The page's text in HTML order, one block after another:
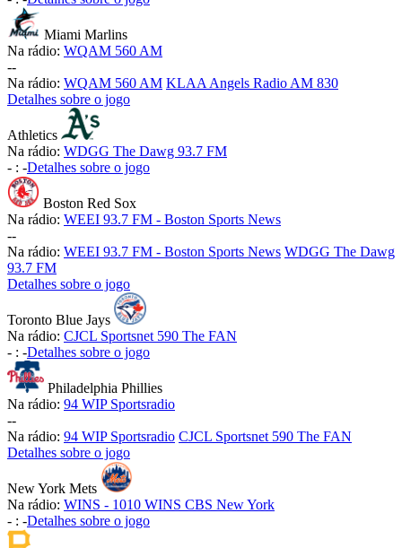
Miami Marlins
Na rádio: WQAM 560 AM
--
Na rádio: WQAM 560 AM KLAA Angels Radio AM 830
Detalhes sobre o jogo
Athletics
Na rádio: WDGG The Dawg 93.7 FM
- : -Detalhes sobre o jogo
Boston Red Sox
Na rádio: WEEI 93.7 FM - Boston Sports News
--
Na rádio: WEEI 93.7 FM - Boston Sports News WDGG The Dawg
93.7 FM
Detalhes sobre o jogo
Toronto Blue Jays
Na rádio: CJCL Sportsnet 590 The FAN
- : -Detalhes sobre o jogo
Philadelphia Phillies
Na rádio: 94 WIP Sportsradio
--
Na rádio: 94 WIP Sportsradio CJCL Sportsnet 590 The FAN
Detalhes sobre o jogo
New York Mets
Na rádio: WINS - 1010 WINS CBS New York
- : -Detalhes sobre o jogo